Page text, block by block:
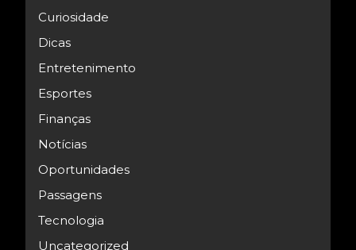
Curiosidade
Dicas
Entretenimento
Esportes
Finanças
Notícias
Oportunidades
Passagens
Tecnologia
Uncategorized